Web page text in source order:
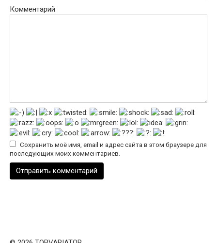
Комментарий
Сохранить моё имя, email и адрес сайта в этом браузере для
последующих моих комментариев.